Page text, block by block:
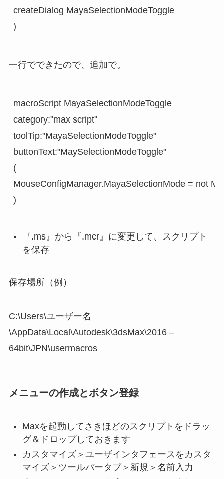
createDialog MayaSelectionModeToggle
)
一行でできたので、追加で。
macroScript MayaSelectionModeToggle
category:"max script"
toolTip:"MayaSelectionModeToggle"
buttonText:"MaySelectionModeToggle"
(
MouseConfigManager.MayaSelectionMode = not
)
『.ms』から『.mcr』に変更して、スクリプト
を保存
保存場所（例）
C:\Users\ユーザー名
\AppData\Local\Autodesk\3dsMax\2016 –
64bit\JPN\usermacros
メニューの作成とボタン登録
Maxを起動してさきほどのスクリプトをドラッ
グ＆ドロップしておきます
カスタマイズ＞ユーザインタフェースをカスタ
マイズ＞ツールバータブ＞新規＞名前入力